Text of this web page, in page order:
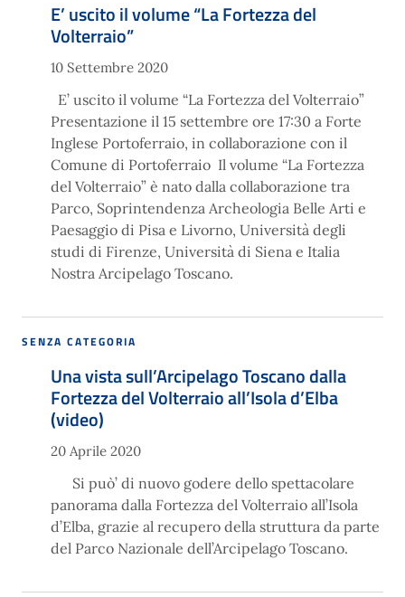
E’ uscito il volume “La Fortezza del
Volterraio”
10 Settembre 2020
E’ uscito il volume “La Fortezza del Volterraio”
Presentazione il 15 settembre ore 17:30 a Forte
Inglese Portoferraio, in collaborazione con il
Comune di Portoferraio Il volume “La Fortezza
del Volterraio” è nato dalla collaborazione tra
Parco, Soprintendenza Archeologia Belle Arti e
Paesaggio di Pisa e Livorno, Università degli
studi di Firenze, Università di Siena e Italia
Nostra Arcipelago Toscano.
SENZA CATEGORIA
Una vista sull’Arcipelago Toscano dalla
Fortezza del Volterraio all’Isola d’Elba
(video)
20 Aprile 2020
Si può’ di nuovo godere dello spettacolare
panorama dalla Fortezza del Volterraio all’Isola
d’Elba, grazie al recupero della struttura da parte
del Parco Nazionale dell’Arcipelago Toscano.